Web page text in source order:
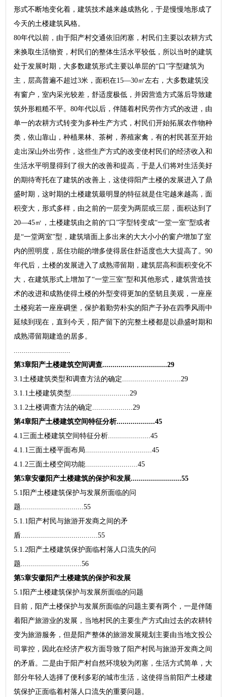
形式不断地变化着，建筑技术越来越成熟化，于是慢慢地形成了
今天的土楼建筑风格。
80年代以前，由于阳产村交通依旧闭塞，村民们主要以农耕方式
来换取生活物资，村民们的整体生活水平较低，所以当时的建筑
处于发展时期，大多数建筑形式主要以单层的“口”字型建筑为
主，层高普遍不超过3米，面积在15—30㎡左右，大多数建筑没
有窗户，室内采光较差，舒适度极低，并因营造方式落后导致建
筑外形粗糙不平。80年代以后，伴随着村民劳作方式的改进，由
单一的农耕方式转变为多种生产方式，村民们开始拓展农作物种
类，依山靠山，种植果林、茶树，养殖家禽，有的村民甚至开始
走出深山外出劳作，这些生产方式的改变使村民们的经济收入和
生活水平明显得到了很大的改善和提高，于是人们将对生活美好
的期待寄托在了建筑的改善上，这使得阳产土楼的发展进入了鼎
盛时期，这时期的土楼建筑最明显的特征就是住宅越来越高，面
积变大，形式多样，由之前的一层变为两层或三层，面积达到了
20—45㎡，土楼建筑由之前的“口”字型转变成“一堂一室”型或者
是“一堂两室”型，建筑墙面上多出来的大大小小的窗户增加了室
内的照明度，居住功能的增多使得居住舒适度也大大提高了。90
年代后，土楼的发展进入了成熟滞留期，建筑层高和面积变化不
大，在建筑形式上增加了“一堂三室”型和其他形式，建筑营造技
术的改进和成熟使得土楼的外型变得更加的坚韧且美观，一座座
土楼宛若一座座碉堡，保护着勤劳朴实的阳产子孙在四季风雨中
延续到现在，直到今天，阳产留下的完整土楼都是以鼎盛时期和
成熟滞留期建造的居多。
............................
第3章阳产土楼建筑空间调查................................29
3.1土楼建筑类型和调查方法的确定.............................29
3.1.1土楼建筑类型.............................29
3.1.2土楼调查方法的确定....................29
第4章阳产土楼建筑空间特征分析...................45
4.1三面土楼建筑空间特征分析.....................45
4.1.1三面土楼平面布局.................................45
4.1.2三面土楼空间功能..........................45
第5章安徽阳产土楼建筑的保护和发展.........................55
5.1阳产土楼建筑保护与发展所面临的问
题...............................55
5.1.1阳产村民与旅游开发商之间的矛
盾......................................55
5.1.2阳产土楼建筑保护面临村落人口流失的问
题..............................56
第5章安徽阳产土楼建筑的保护和发展
5.1阳产土楼建筑保护与发展所面临的问题
目前，阳产土楼保护与发展所面临的问题主要有两个，一是伴随
着阳产旅游业的发展，当地村民的主要生产方式由过去的农耕转
变为旅游服务，但是阳产整体的旅游发展规划主要由当地文投公
司掌控，因此在经济产权方面导致了阳产村民与旅游开发商之间
的矛盾。二是由于阳产村自然环境较为闭塞，生活方式简单，大
部分年轻人选择了便利多彩的城市生活，这使得当前阳产土楼建
筑保护正面临着村落人口流失的重要问题。